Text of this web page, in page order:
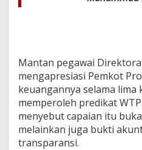
Mantan pegawai
mengapresiasi Pemkot
keuangannya selama
memperoleh predikat
menyebut capaian itu
melainkan juga bukti
transparansi.